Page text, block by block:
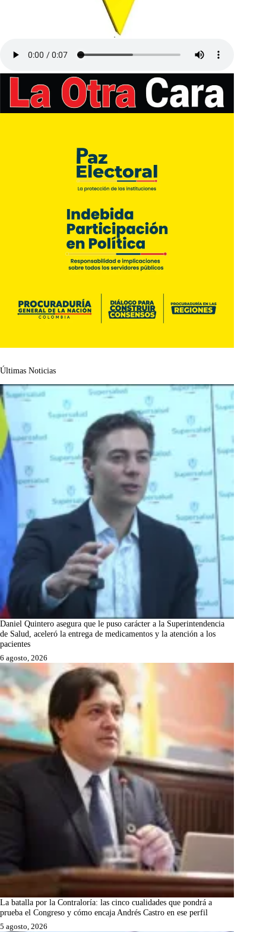
Últimas Noticias
Daniel Quintero asegura que le puso carácter a la Superintendencia
de Salud, aceleró la entrega de medicamentos y la atención a los
pacientes
6 agosto, 2026
La batalla por la Contraloría: las cinco cualidades que pondrá a
prueba el Congreso y cómo encaja Andrés Castro en ese perfil
5 agosto, 2026